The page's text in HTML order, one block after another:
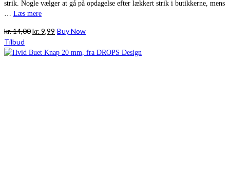
strik. Nogle vælger at gå på opdagelse efter lækkert strik i butikkerne, mens
Læs mere
kr.14,00Den
pris
kr.9,99 Den
pris
Buy Now
Tilbud